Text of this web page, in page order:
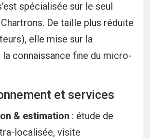
spécialisée sur le seul
De taille plus réduite
elle mise sur la
connaissance fine du micro-
et services
& estimation : étude de
localisée, visite